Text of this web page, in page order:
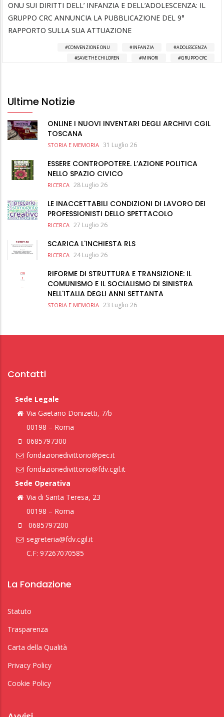
ONU SUI DIRITTI DELL’ INFANZIA E DELL’ADOLESCENZA: IL
GRUPPO CRC ANNUNCIA LA PUBBLICAZIONE DEL 9°
RAPPORTO SULLA SUA ATTUAZIONE
CONVENZIONE ONU INFANZIA
ADOLESCENZA
SAVE THE CHILDREN
MINORI GRUPPO CRC
Ultime Notizie
ONLINE I NUOVI INVENTARI DEGLI ARCHIVI CGIL
TOSCANA
STORIA E MEMORIA 31 Luglio 26
ESSERE CONTROPOTERE. L’AZIONE POLITICA
NELLO SPAZIO CIVICO
RICERCA 28 Luglio 26
LE INACCETTABILI CONDIZIONI DI LAVORO DEI
PROFESSIONISTI DELLO SPETTACOLO
RICERCA 27 Luglio 26
SCARICA L'INCHIESTA RLS
RICERCA 24 Luglio 26
RIFORME DI STRUTTURA E TRANSIZIONE: IL
COMUNISMO E IL SOCIALISMO DI SINISTRA
NELL'ITALIA DEGLI ANNI SETTANTA
STORIA E MEMORIA 23 Luglio 26
Contatti
Sede Legale
Via Gaetano Donizetti, 7/b
00198 – Roma
0685797300
fondazionedivittorio@pec.it
fondazionedivittorio@fdv.cgil.it
Sede Operativa
Via di Santa Teresa, 23
00198 – Roma
0685797200
segreteria@fdv.cgil.it
C.F: 97267070585
La Fondazione
Statuto
Trasparenza
Carta della Qualità
Privacy Policy
Cookie Policy